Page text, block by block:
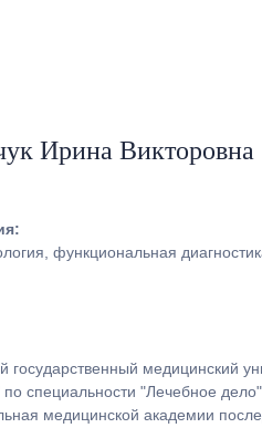
Ирина Викторовна
функциональная
государственный медицинский
по специальности "Лечебное дело".
медицинской академии